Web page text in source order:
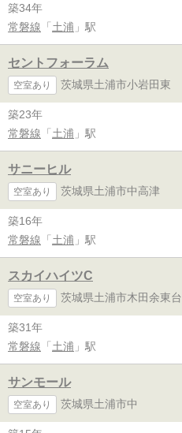
築34年
常磐線 「 土浦 」駅
セントフォーラム
空室あり 茨城県土浦市小岩田東
築23年
常磐線 「 土浦 」駅
サニーヒル
空室あり 茨城県土浦市中高津
築16年
常磐線 「 土浦 」駅
スカイハイツC
空室あり 茨城県土浦市木田余東台
築31年
常磐線 「 土浦 」駅
サンモール
空室あり 茨城県土浦市中